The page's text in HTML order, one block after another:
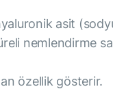
asit
nemlendirme
özellik gösterir.